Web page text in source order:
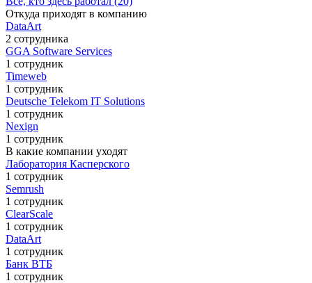
Откуда приходят в компанию
DataArt
2 сотрудника
GGA Software Services
1 сотрудник
Timeweb
1 сотрудник
Deutsche Telekom IT Solutions
1 сотрудник
Nexign
1 сотрудник
В какие компании уходят
Лаборатория Касперского
1 сотрудник
Semrush
1 сотрудник
ClearScale
1 сотрудник
DataArt
1 сотрудник
Банк ВТБ
1 сотрудник